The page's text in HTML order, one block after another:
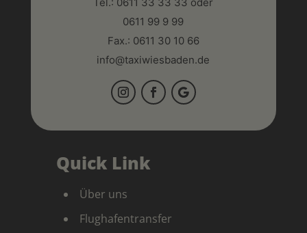
Tel.: 0611 33 33 33 oder
0611 99 9 99
Fax.: 0611 30 10 66
info@taxiwiesbaden.de
Quick Link
Über uns
Flughafentransfer